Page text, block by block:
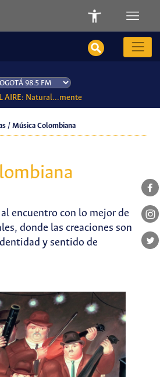
AIRE: Natural...mente
/ Música Colombiana
encuentro con lo mejor de
donde las creaciones son
y sentido de